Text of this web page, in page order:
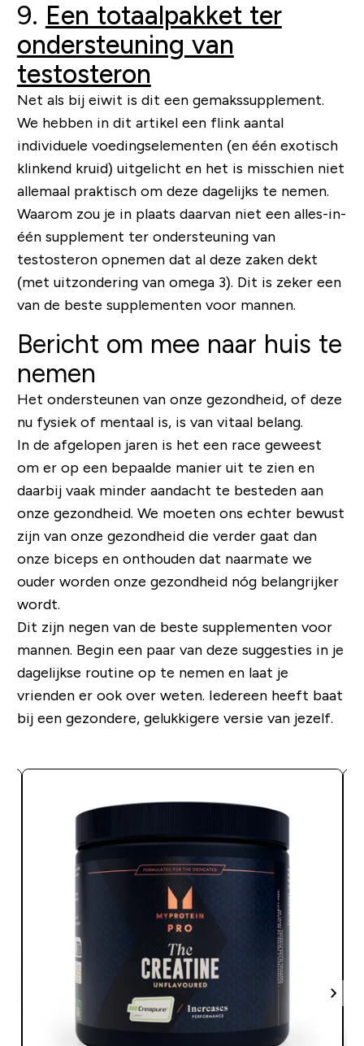
9. Een totaalpakket ter
ondersteuning van
testosteron
Net als bij eiwit is dit een gemakssupplement.
We hebben in dit artikel een flink aantal
individuele voedingselementen (en één exotisch
klinkend kruid) uitgelicht en het is misschien niet
allemaal praktisch om deze dagelijks te nemen.
Waarom zou je in plaats daarvan niet een alles-in-
één supplement ter ondersteuning van
testosteron opnemen dat al deze zaken dekt
(met uitzondering van omega 3). Dit is zeker een
van de beste supplementen voor mannen.
Bericht om mee naar huis te
nemen
Het ondersteunen van onze gezondheid, of deze
nu fysiek of mentaal is, is van vitaal belang.
In de afgelopen jaren is het een race geweest
om er op een bepaalde manier uit te zien en
daarbij vaak minder aandacht te besteden aan
onze gezondheid. We moeten ons echter bewust
zijn van onze gezondheid die verder gaat dan
onze biceps en onthouden dat naarmate we
ouder worden onze gezondheid nóg belangrijker
wordt.
Dit zijn negen van de beste supplementen voor
mannen. Begin een paar van deze suggesties in je
dagelijkse routine op te nemen en laat je
vrienden er ook over weten. Iedereen heeft baat
bij een gezondere, gelukkigere versie van jezelf.